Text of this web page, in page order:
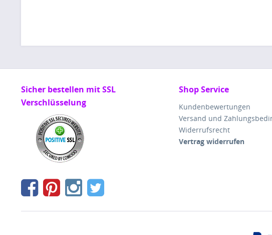
Sicher bestellen mit SSL
Verschlüsselung
Shop Service
Kundenbewertungen
Versand und
Widerrufsrecht
Vertrag widerrufen